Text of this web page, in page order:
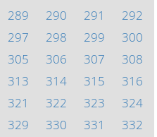
289 290 291
292
297 298 299
300
305 306 307
308
313 314 315
316
321 322 323
324
329 330 331
332